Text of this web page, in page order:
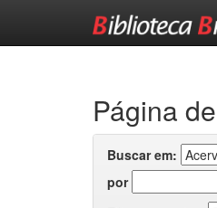
Página
Buscar em:
por